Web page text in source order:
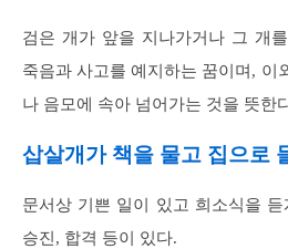
검은 개가 앞을 지나가거나 그 개
죽음과 사고를 예지하는 꿈이며, 이
나 음모에 속아 넘어가는 것을 뜻한
삽살개가 책을 물고 집으로
문서상 기쁜 일이 있고 희소식을
승진, 합격 등이 있다.